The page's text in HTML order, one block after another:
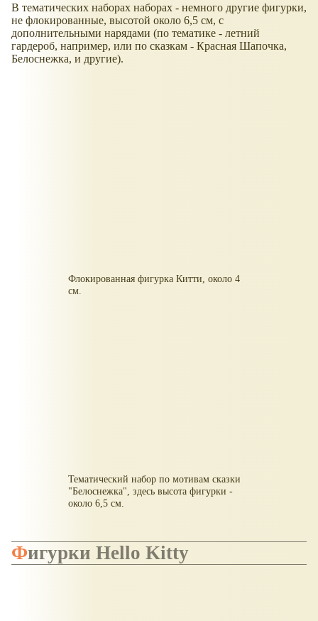
В тематических наборах наборах - немного другие фигурки,
не флокированные, высотой около 6,5 см, с
дополнительными нарядами (по тематике - летний
гардероб, например, или по сказкам - Красная Шапочка,
Белоснежка, и другие).
Флокированная фигурка Китти, около 4
см.
Тематический набор по мотивам сказки
"Белоснежка", здесь высота фигурки -
около 6,5 см.
Фигурки Hello Kitty